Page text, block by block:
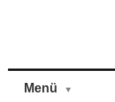
Menü